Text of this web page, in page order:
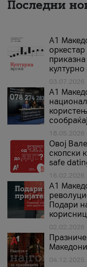
Последни
А1
03.07.2026
A1
18.05.2026
Овој
скопски
safe
16.02.2026
А1
Подари
02.02.2026
04.12.2025